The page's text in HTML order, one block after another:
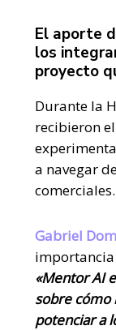
El aporte
los
proyecto
Durante la
recibieron
a navegar
comerciales.
Gabriel
importancia
«Mentor AI
sobre cómo
potenciar a